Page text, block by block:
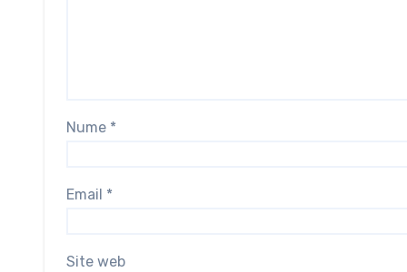
Nume *
Email *
Site web